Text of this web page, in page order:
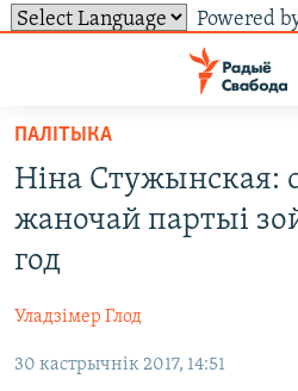
Powered
ўнівэрсальнага
доступу
Перайсьці
да
галоўнага
зьместу
да
навігацыі
УСЕ НАВІНЫ
ПАЛІТЫКА
ЭКАНОМІКА
ТОЛЬКІ НА СВАБОДЗЕ
ГІСТОРЫЯ НА СВАБОДЗЕ
ПАДКАСТЫ
ПАДЗЯЛІЦЦА ІНФАРМАЦЫЯЙ
RSS
ПАДКАСТЫ
ПАЛІТЫКА
Ніна Стужынская:
жаночай партыі
год
Уладзімер Глод
30 кастрычнік 2017, 14:51